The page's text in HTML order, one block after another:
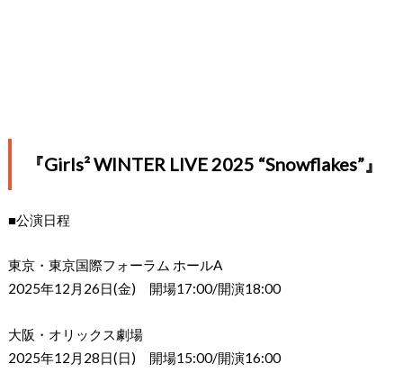
『Girls² WINTER LIVE 2025 “Snowflakes”』
■公演日程
東京・東京国際フォーラム ホールA
2025年12月26日(金) 開場17:00/開演18:00
大阪・オリックス劇場
2025年12月28日(日) 開場15:00/開演16:00